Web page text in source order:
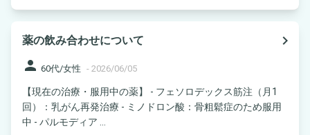
薬の飲み合わせについて
navigate_next
person 60代/女性 - 2026/06/05
【現在の治療・服用中の薬】 - フェソロデックス筋注（月1
回）：乳がん再発治療 - ミノドロン酸：骨粗鬆症のため服用
中 - パルモディア ...